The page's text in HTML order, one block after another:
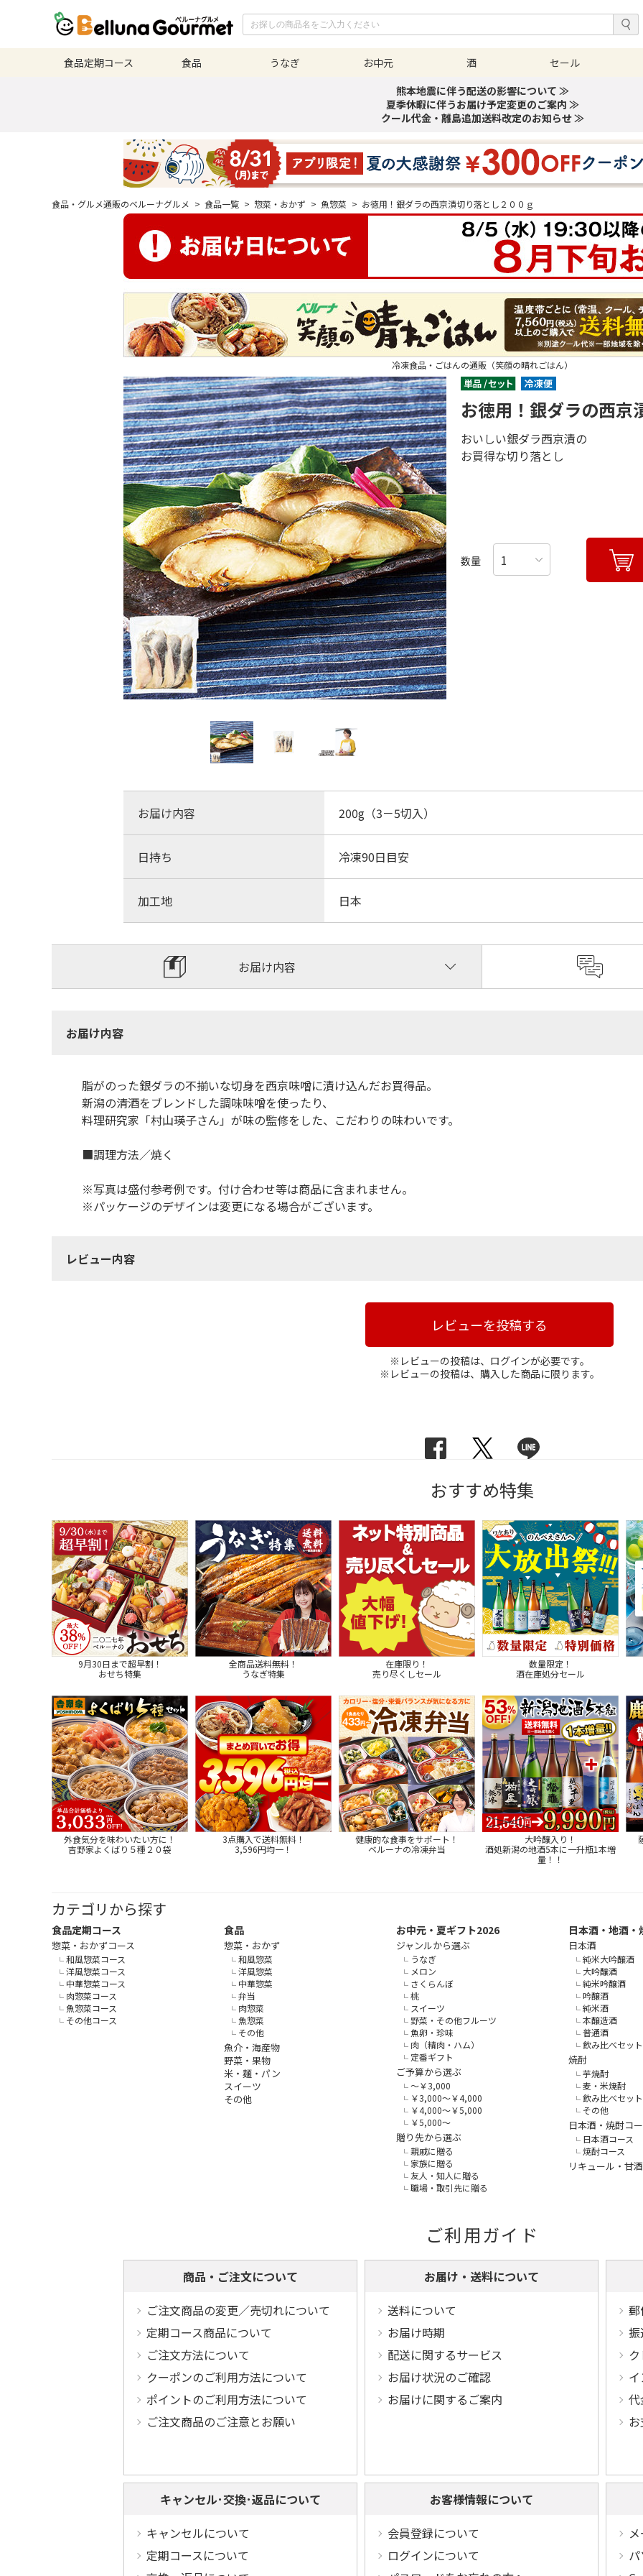
食品定期コース 食品 うなぎ お中元 酒
セール
熊本地震に伴う配送の影響について ≫
夏季休暇に伴うお届け予定変更のご案内 ≫
クール代金・離島追加送料改定のお知らせ ≫
食品・グルメ通販のベルーナグルメ > 食品一覧 > 惣菜・おかず > 魚惣菜 > お徳用！銀ダラの西京漬切り落とし２００ｇ
冷凍食品・ごはんの通販（笑顔の晴れごはん）
お徳用！銀ダラの西京
おいしい銀ダラ西京漬の
お買得な切り落とし
数量
お届け内容 200g（3－5切入）
日持ち 冷凍90日目安
加工地 日本
お届け内容
お届け内容
脂がのった銀ダラの不揃いな切身を西京味噌に漬け込んだお買得品。
新潟の清酒をブレンドした調味味噌を使ったり、
料理研究家「村山瑛子さん」が味の監修をした、こだわりの味わいです。
■調理方法／焼く
※写真は盛付参考例です。付け合わせ等は商品に含まれません。
※パッケージのデザインは変更になる場合がございます。
レビュー内容
レビューを投稿する
※レビューの投稿は、ログインが必要です。
※レビューの投稿は、購入した商品に限ります。
おすすめ特集
9月30日まで超早割！
おせち特集
全商品送料無料！
うなぎ特集
在庫限り！
売り尽くしセール
数量限定！
酒在庫処分セール
外食気分を味わいたい方に！
吉野家よくばり５種２０袋
3点購入で送料無料！
3,596円均一！
健康的な食事をサポート！
ベルーナの冷凍弁当
大吟醸入り！
酒処新潟の地酒5本に一升瓶1本増
量！！
カテゴリから探す
食品定期コース
惣菜・おかずコース
和風惣菜コース
洋風惣菜コース
中華惣菜コース
肉惣菜コース
魚惣菜コース
その他コース
食品
惣菜・おかず
和風惣菜
洋風惣菜
中華惣菜
弁当
肉惣菜
魚惣菜
その他
魚介・海産物
野菜・果物
米・麺・パン
スイーツ
その他
お中元・夏ギフト2026
ジャンルから選ぶ
うなぎ
メロン
さくらんぼ
桃
スイーツ
野菜・その他フルーツ
魚卵・珍味
肉（精肉・ハム）
定番ギフト
ご予算から選ぶ
～￥3,000
￥3,000～￥4,000
￥4,000～￥5,000
￥5,000～
贈り先から選ぶ
親戚に贈る
家族に贈る
友人・知人に贈る
職場・取引先に贈る
日本酒・地酒・
日本酒
純米大吟醸酒
大吟醸酒
純米吟醸酒
吟醸酒
純米酒
本醸造酒
普通酒
飲み比べセット
焼酎
芋焼酎
麦・米焼酎
飲み比べセット
その他
日本酒・焼酎コ
日本酒コース
焼酎コース
リキュール・甘酒
ご利用ガイド
商品・ご注文について
ご注文商品の変更／売切れについて
定期コース商品について
ご注文方法について
クーポンのご利用方法について
ポイントのご利用方法について
ご注文商品のご注意とお願い
お届け・送料について
送料について
お届け時期
配送に関するサービス
お届け状況のご確認
お届けに関するご案内
キャンセル･交換･返品について
キャンセルについて
定期コースについて
お客様情報について
会員登録について
ログインについて